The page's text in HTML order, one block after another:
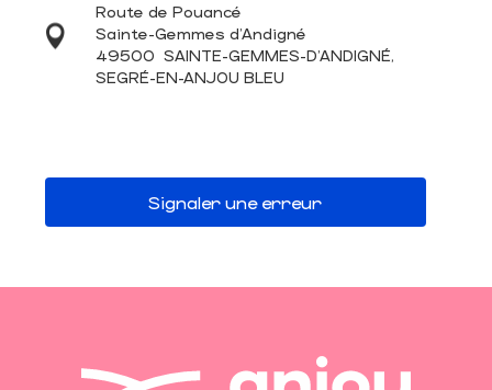
Route de Pouancé
Sainte-Gemmes d'Andigné
49500 SAINTE-GEMMES-D'ANDIGNÉ,
SEGRÉ-EN-ANJOU BLEU
Signaler une erreur